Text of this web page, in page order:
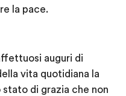
la pace.
auguri di
vita quotidiana la
di grazia che non